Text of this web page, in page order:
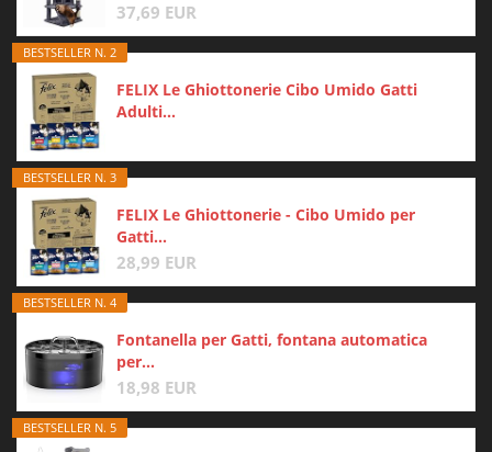
37,69 EUR
BESTSELLER N. 2
FELIX Le Ghiottonerie Cibo Umido Gatti
Adulti...
BESTSELLER N. 3
FELIX Le Ghiottonerie - Cibo Umido per
Gatti...
28,99 EUR
BESTSELLER N. 4
Fontanella per Gatti, fontana automatica
per...
18,98 EUR
BESTSELLER N. 5